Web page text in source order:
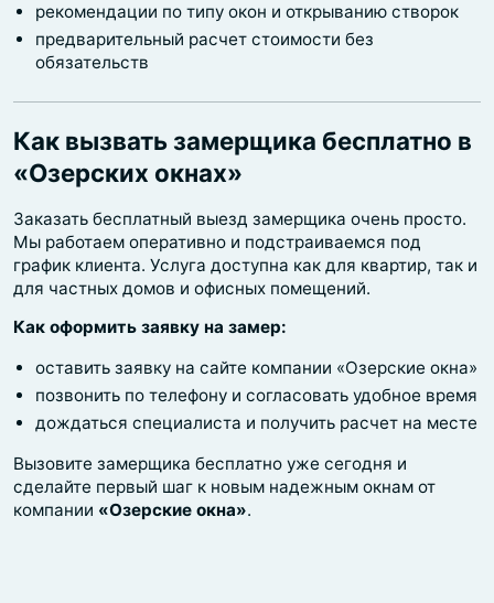
рекомендации по типу окон и открыванию створок
предварительный расчет стоимости без
обязательств
Как вызвать замерщика бесплатно в
«Озерских окнах»
Заказать бесплатный выезд замерщика очень просто.
Мы работаем оперативно и подстраиваемся под
график клиента. Услуга доступна как для квартир, так и
для частных домов и офисных помещений.
Как оформить заявку на замер:
оставить заявку на сайте компании «Озерские окна»
позвонить по телефону и согласовать удобное время
дождаться специалиста и получить расчет на месте
Вызовите замерщика бесплатно уже сегодня и
сделайте первый шаг к новым надежным окнам от
компании «Озерские окна».